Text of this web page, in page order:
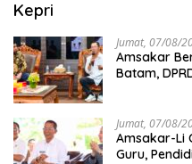
Kepri
Jumat, 07/08/
Amsakar
Batam,
Jumat, 07/08/
Amsakar-Li
Guru,